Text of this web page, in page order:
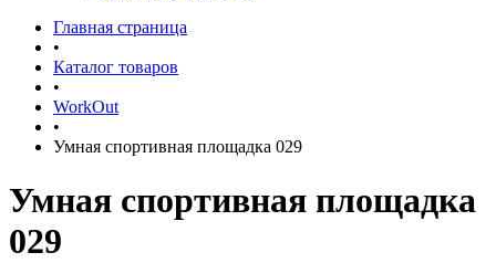
Главная страница
•
Каталог товаров
•
WorkOut
•
Умная спортивная площадка 029
Умная спортивная площадка
029